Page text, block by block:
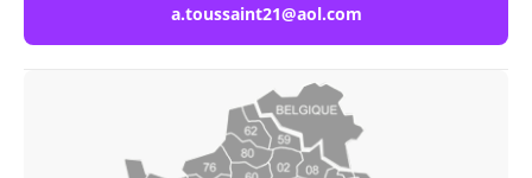
a.toussaint21@aol.com